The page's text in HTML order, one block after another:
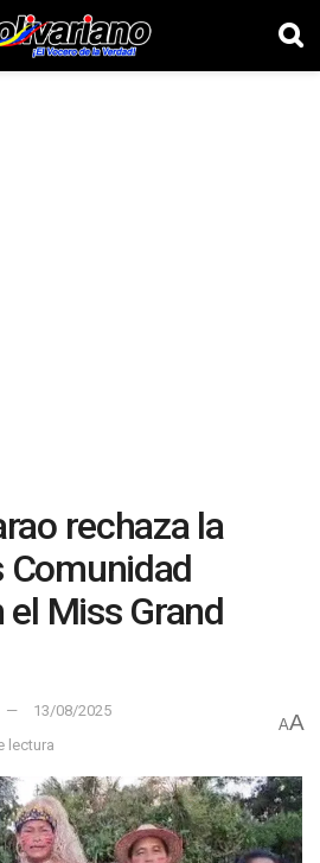
rechaza la
Comunidad
el Miss Grand
13/08/2025
lectura
AA